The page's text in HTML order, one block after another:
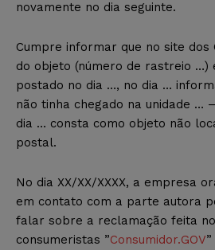
novamente no dia seguinte.
Cumpre informar que no site dos
do objeto (número de rastreio …)
postado no dia …, no dia …
não tinha chegado na unidade … –
dia … consta como objeto não
postal.
No dia XX/XX/XXXX, a empresa
em contato com a parte autora
falar sobre a reclamação feita
consumeristas ”Consumidor.GOV